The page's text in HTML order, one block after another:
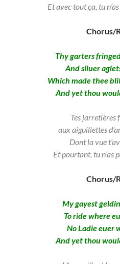
Et avec tout ça, tu
Chorus/
Thy garters
And siluer
Which made thee
And yet thou
Tes jarretières
aux aiguillettes
Dont la vue
Et pourtant, tu n’as
Chorus/
My gayest
To ride where
No Ladie euer
And yet thou